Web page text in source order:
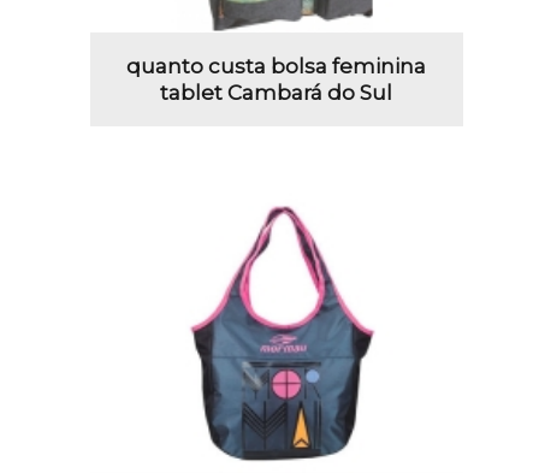
quanto custa bolsa feminina
tablet Cambará do Sul